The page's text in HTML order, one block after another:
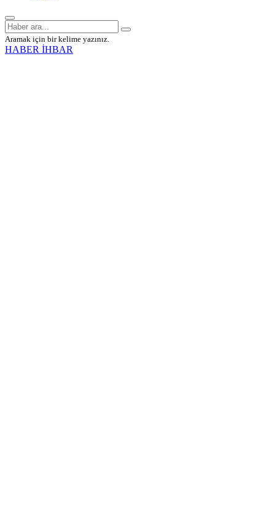
Aramak için bir kelime yazınız.
HABER İHBAR